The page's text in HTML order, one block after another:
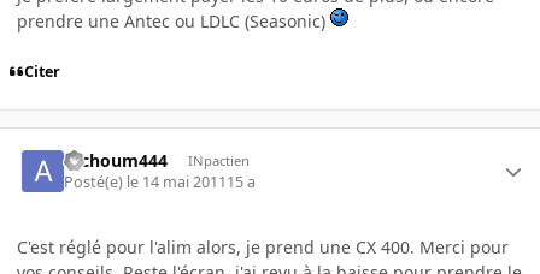
prendre une Antec ou LDLC (Seasonic)
Citer
atchoum444 INpactien
Posté(e) le 14 mai 201115 a
C'est réglé pour l'alim alors, je prend une CX 400. Merci pour